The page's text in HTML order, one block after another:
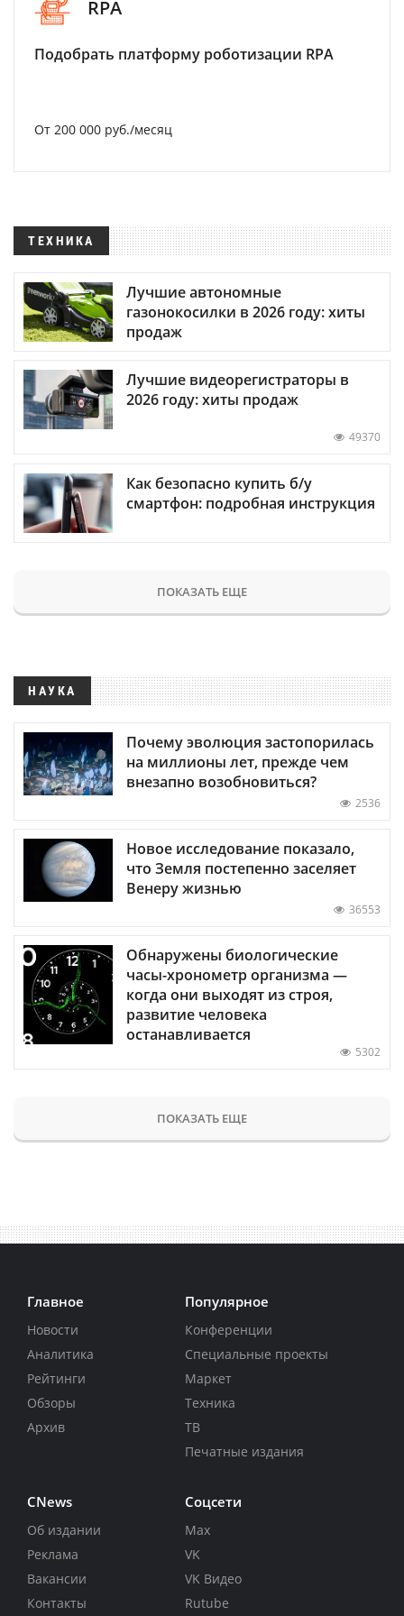
RPA
Подобрать платформу роботизации RPA
От 200 000 руб./месяц
ТЕХНИКА
Лучшие автономные
газонокосилки в 2026 году: хиты
продаж
Лучшие видеорегистраторы в
2026 году: хиты продаж
49370
Как безопасно купить б/у
смартфон: подробная инструкция
ПОКАЗАТЬ ЕЩЕ
НАУКА
Почему эволюция застопорилась
на миллионы лет, прежде чем
внезапно возобновиться?
2536
Новое исследование показало,
что Земля постепенно заселяет
Венеру жизнью
36553
Обнаружены биологические
часы-хронометр организма —
когда они выходят из строя,
развитие человека
останавливается
5302
ПОКАЗАТЬ ЕЩЕ
Главное
Новости
Аналитика
Рейтинги
Обзоры
Архив
Популярное
Конференции
Специальные проекты
Маркет
Техника
ТВ
Печатные издания
CNews
Об издании
Реклама
Вакансии
Контакты
Соцсети
Max
VK
VK Видео
Rutube